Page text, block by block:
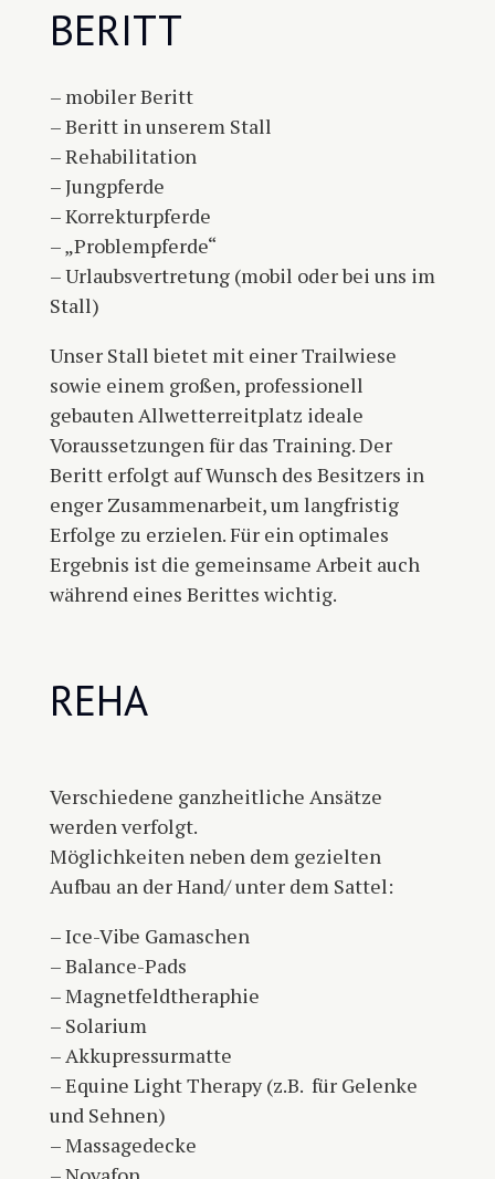
BERITT
– mobiler Beritt
– Beritt in unserem Stall
– Rehabilitation
– Jungpferde
– Korrekturpferde
– „Problempferde“
– Urlaubsvertretung (mobil oder bei uns im
Stall)
Unser Stall bietet mit einer Trailwiese
sowie einem großen, professionell
gebauten Allwetterreitplatz ideale
Voraussetzungen für das Training.Der
Beritt erfolgt auf Wunsch des Besitzers in
enger Zusammenarbeit, um langfristig
Erfolge zu erzielen. Für ein optimales
Ergebnis ist die gemeinsame Arbeit auch
während eines Berittes wichtig.
REHA
Verschiedene ganzheitliche Ansätze
werden verfolgt.
Möglichkeiten neben dem gezielten
Aufbau an der Hand/ unter dem Sattel:
– Ice-Vibe Gamaschen
– Balance-Pads
– Magnetfeldtheraphie
– Solarium
– Akkupressurmatte
– Equine Light Therapy (z.B. für Gelenke
und Sehnen)
– Massagedecke